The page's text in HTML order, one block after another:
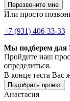
Перезвоните мне
Или просто
+7 (931) 406-33-33
Мы подберем для
Пройдите наш
определиться.
В конце теста Вас
Подобрать проект
Анастасия